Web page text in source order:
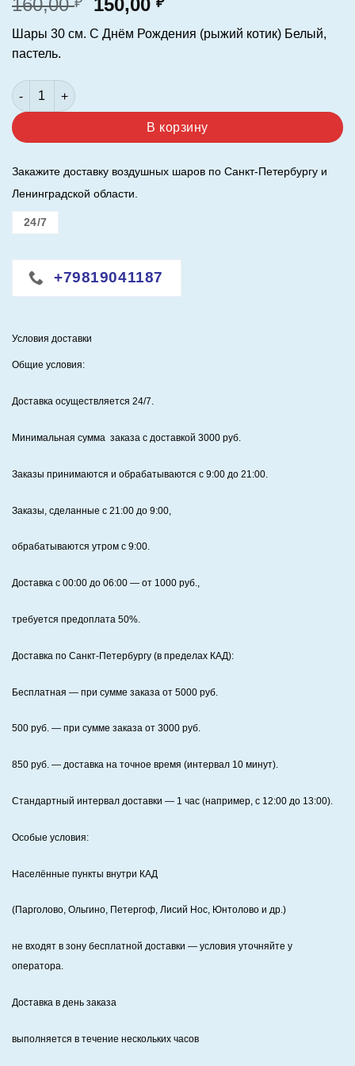
160,00
составляла
150,00
150,00 ₽.
Шары 30 см. С Днём Рождения (рыжий котик) Белый,
пастель.
Количество товара Шар (12"/30см. ) С Днём Рождения !
В корзину
Закажите доставку воздушных шаров по Санкт-Петербургу и
Ленинградской области.
24/7
+79819041187
Условия доставки
Общие условия:
Доставка осуществляется 24/7.
Минимальная сумма заказа с доставкой 3000 руб.
Заказы принимаются и обрабатываются с 9:00 до 21:00.
Заказы, сделанные с 21:00 до 9:00,
обрабатываются утром с 9:00.
Доставка с 00:00 до 06:00 — от 1000 руб.,
требуется предоплата 50%.
Доставка по Санкт‑Петербургу (в пределах КАД):
Бесплатная — при сумме заказа от 5000 руб.
500 руб. — при сумме заказа от 3000 руб.
850 руб. — доставка на точное время (интервал 10 минут).
Стандартный интервал доставки — 1 час (например, с 12:00 до 13:00).
Особые условия:
Населённые пункты внутри КАД
(Парголово, Ольгино, Петергоф, Лисий Нос, Юнтолово и др.)
не входят в зону бесплатной доставки — условия уточняйте у
оператора.
Доставка в день заказа
выполняется в течение нескольких часов